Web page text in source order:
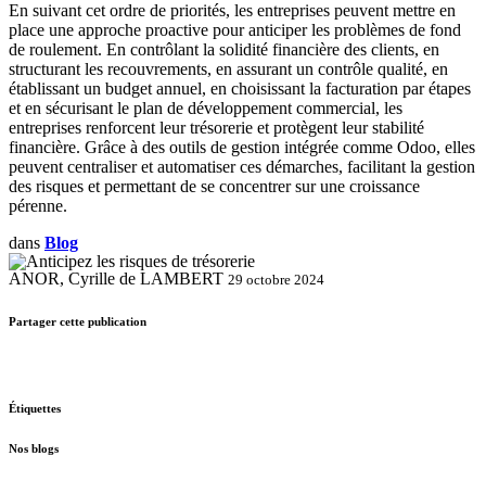
En suivant cet ordre de priorités, les entreprises peuvent mettre en
place une approche proactive pour anticiper les problèmes de fond
de roulement. En contrôlant la solidité financière des clients, en
structurant les recouvrements, en assurant un contrôle qualité, en
établissant un budget annuel, en choisissant la facturation par étapes
et en sécurisant le plan de développement commercial, les
entreprises renforcent leur trésorerie et protègent leur stabilité
financière. Grâce à des outils de gestion intégrée comme Odoo, elles
peuvent centraliser et automatiser ces démarches, facilitant la gestion
des risques et permettant de se concentrer sur une croissance
pérenne.
dans Blog
ANOR, Cyrille de LAMBERT 29 octobre 2024
Partager cette publication
Étiquettes
Nos blogs